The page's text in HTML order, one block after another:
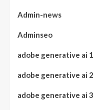
Admin-news
Adminseo
adobe generative ai 1
adobe generative ai 2
adobe generative ai 3